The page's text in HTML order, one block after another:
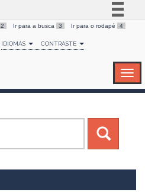
Simplifique!
Comunica BR
Canais
2 Ir para a busca 3 Ir para o rodapé 4
IDIOMAS CONTRASTE